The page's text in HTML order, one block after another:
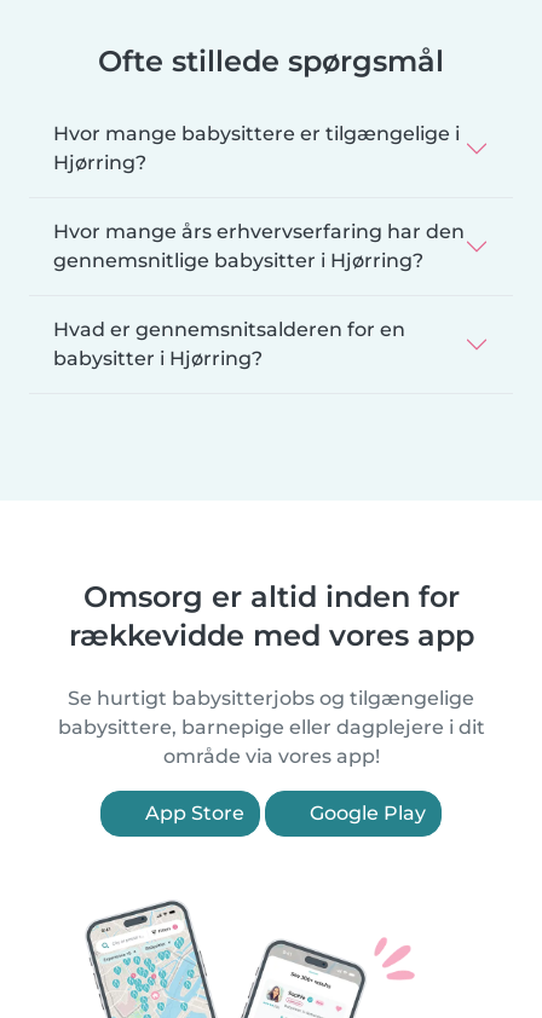
Ofte stillede spørgsmål
Hvor mange babysittere er tilgængelige i
Hjørring?
Hvor mange års erhvervserfaring har den
gennemsnitlige babysitter i Hjørring?
Hvad er gennemsnitsalderen for en
babysitter i Hjørring?
Omsorg er altid inden for
rækkevidde med vores app
Se hurtigt babysitterjobs og tilgængelige
babysittere, barnepige eller dagplejere i dit
område via vores app!
App Store Google Play